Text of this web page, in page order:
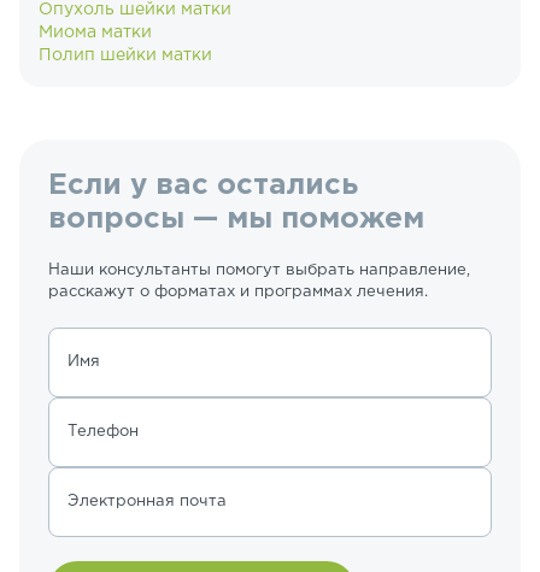
Опухоль шейки матки
Миома матки
Полип шейки матки
Если у вас остались
вопросы — мы поможем
Наши консультанты помогут выбрать направление,
расскажут о форматах и программах лечения.
Имя
Телефон
Электронная почта